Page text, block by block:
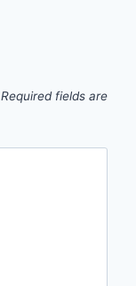
Required fields are